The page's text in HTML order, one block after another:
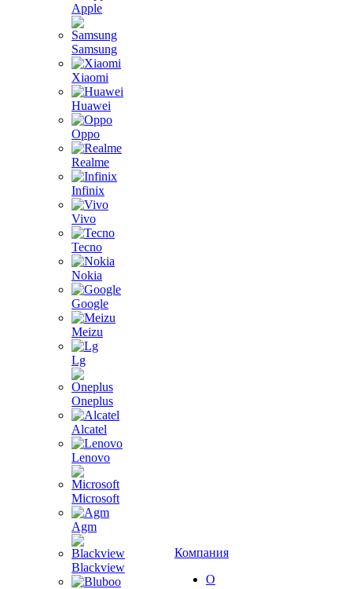
Apple
Samsung
Xiaomi
Huawei
Oppo
Realme
Infinix
Vivo
Tecno
Nokia
Google
Meizu
Lg
Oneplus
Alcatel
Lenovo
Microsoft
Agm
Blackview
Компания
О